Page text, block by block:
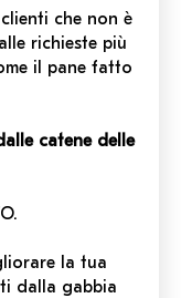
che non è
richieste più
il pane fatto
catene delle
la tua
dalla gabbia